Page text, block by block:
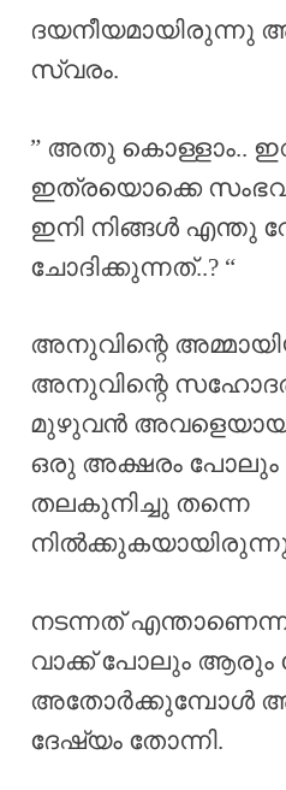
ദയനീയമായിരുന്നു
സ്വരം.
” അതു കൊള്ളാം..
ഇത്രയൊക്കെ
ഇനി നിങ്ങൾ
ചോദിക്കുന്നത്..? “
അനുവിന്റെ
അനുവിന്റെ
മുഴുവൻ
ഒരു അക്ഷരം പോലും
തലകുനിച്ചു തന്നെ
നടന്നത്
വാക്ക് പോലും ആരും
അതോർക്കുമ്പോൾ
ദേഷ്യം തോന്നി.